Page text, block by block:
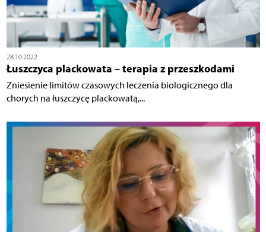
28.10.2022
Łuszczyca plackowata – terapia z przeszkodami
Zniesienie limitów czasowych leczenia biologicznego dla
chorych na łuszczycę plackowatą,...